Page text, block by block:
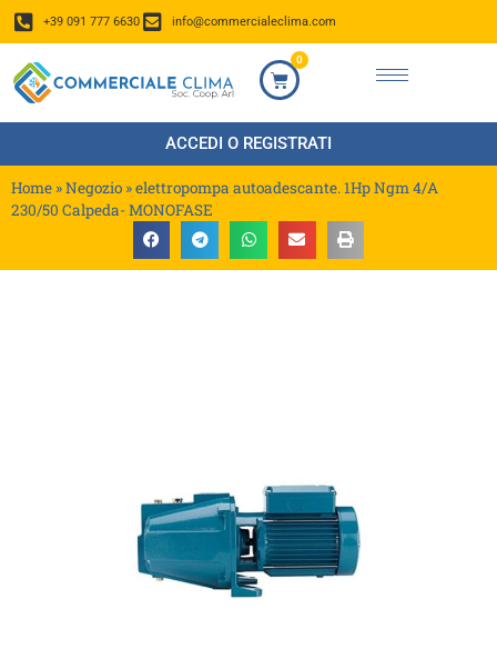
+39 091 777 6630 info@commercialeclima.com
0
ACCEDI O REGISTRATI
Home »Negozio »elettropompa autoadescante. 1Hp Ngm 4/A
230/50 Calpeda- MONOFASE